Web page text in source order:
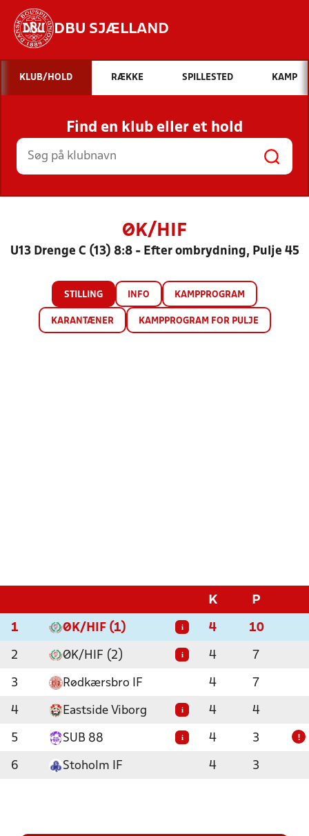
DBU SJÆLLAND
Hvad vil du søge efter?
INDHOLD OG NYHEDER
STILLINGER, RESULTATER, KLUBBER OG
HOLD
KLUB/HOLD RÆKKE SPILLESTED KAMP
Find en klub eller et hold
ØK/HIF
U13 Drenge C (13) 8:8 - Efter ombrydning, Pulje 45
STILLING INFO KAMPPROGRAM
KARANTÆNER KAMPPROGRAM FOR PULJE
K P
1 ØK/HIF (1) i 4 10
2 ØK/HIF (2) i 4 7
3 Rødkærsbro IF 4 7
4 Eastside Viborg i 4 4
5 SUB 88 i 4 3 !
6 Stoholm IF 4 3